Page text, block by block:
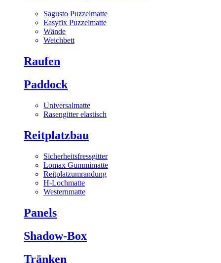
Sagusto Puzzelmatte
Easyfix Puzzelmatte
Wände
Weichbett
Raufen
Paddock
Universalmatte
Rasengitter elastisch
Reitplatzbau
Sicherheitsfressgitter
Lomax Gummimatte
Reitplatzumrandung
H-Lochmatte
Westernmatte
Panels
Shadow-Box
Tränken